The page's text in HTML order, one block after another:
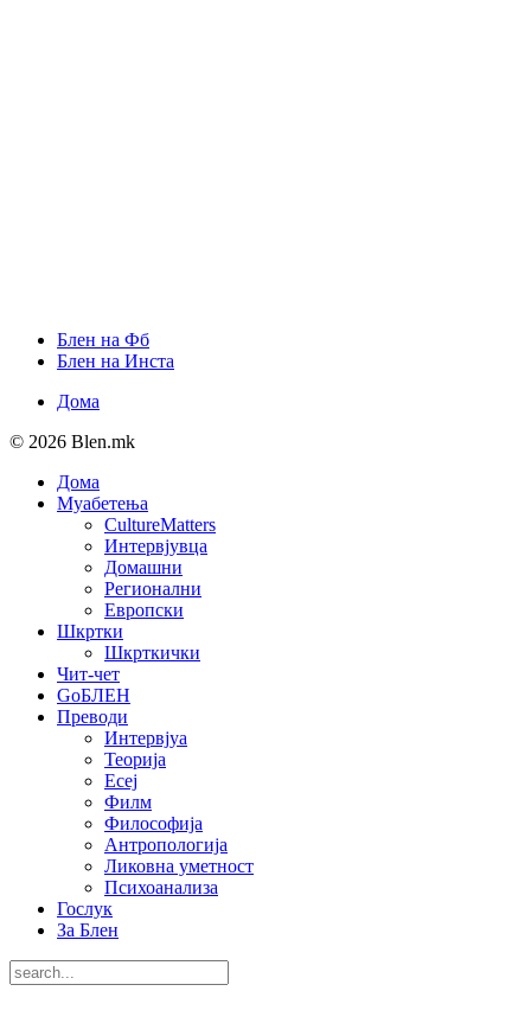
Блен на Фб
Блен на Инста
Дома
© 2026 Blen.mk
Дома
Муабетења
CultureMatters
Интервјувца
Домашни
Регионални
Европски
Шкртки
Шкрткички
Чит-чет
GoБЛЕН
Преводи
Интервјуа
Теорија
Есеј
Филм
Философија
Антропологија
Ликовна уметност
Психоанализа
Гослук
За Блен